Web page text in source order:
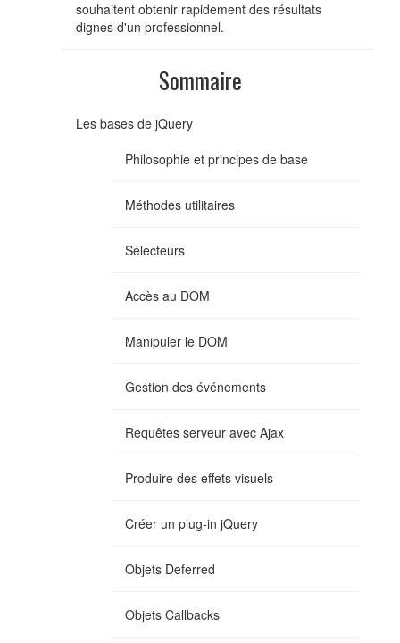
souhaitent obtenir rapidement des résultats
dignes d'un professionnel.
Sommaire
Les bases de jQuery
Philosophie et principes de base
Méthodes utilitaires
Sélecteurs
Accès au DOM
Manipuler le DOM
Gestion des événements
Requêtes serveur avec Ajax
Produire des effets visuels
Créer un plug-in jQuery
Objets Deferred
Objets Callbacks